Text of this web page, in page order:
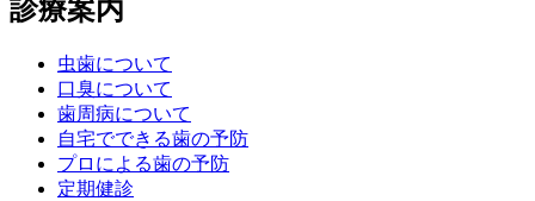
診療案内
虫歯について
口臭について
歯周病について
自宅でできる歯の予防
プロによる歯の予防
定期健診